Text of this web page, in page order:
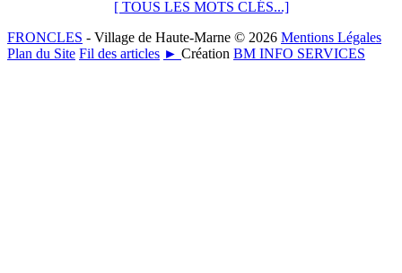
[ TOUS LES MOTS CLÉS...]
FRONCLES - Village de Haute-Marne © 2026 Mentions Légales
Plan du Site Fil des articles ► Création BM INFO SERVICES